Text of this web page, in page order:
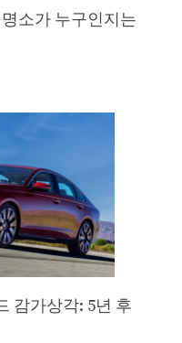
소가 누구인지는
감가상각: 5년 후